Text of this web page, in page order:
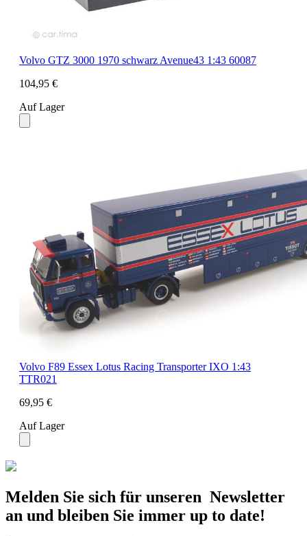
Volvo GTZ 3000 1970 schwarz Avenue43 1:43 60087
104,95 €
Auf Lager
Volvo F89 Essex Lotus Racing Transporter IXO 1:43
TTR021
69,95 €
Auf Lager
Melden Sie sich für unseren Newsletter
an und bleiben Sie immer up to date!